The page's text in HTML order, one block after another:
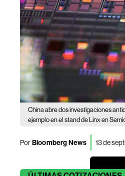
China abre dos investigaciones
ejemplo en el stand de Linx en
PorBloomberg News 13 de